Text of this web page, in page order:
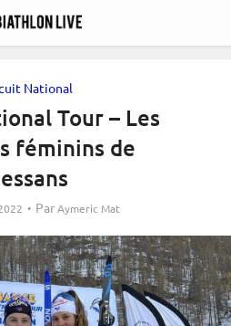
National
Tour – Les
féminins de
ParAymeric Mat